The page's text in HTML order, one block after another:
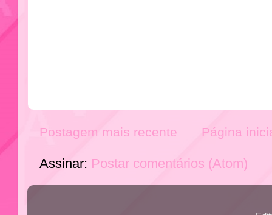
Postagem mais recente Página
Assinar: Postar comentários (Atom)